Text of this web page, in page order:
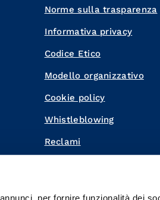
Norme sulla trasparenza
Informativa privacy
Codice Etico
Modello organizzativo
Cookie policy
Whistleblowing
Reclami